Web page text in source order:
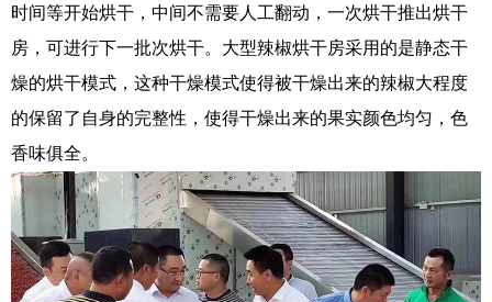
时间等开始烘干，中间不需要人工翻动，一次烘干推出烘干
房，可进行下一批次烘干。大型辣椒烘干房采用的是静态干
燥的烘干模式，这种干燥模式使得被干燥出来的辣椒大程度
的保留了自身的完整性，使得干燥出来的果实颜色均匀，色
香味俱全。